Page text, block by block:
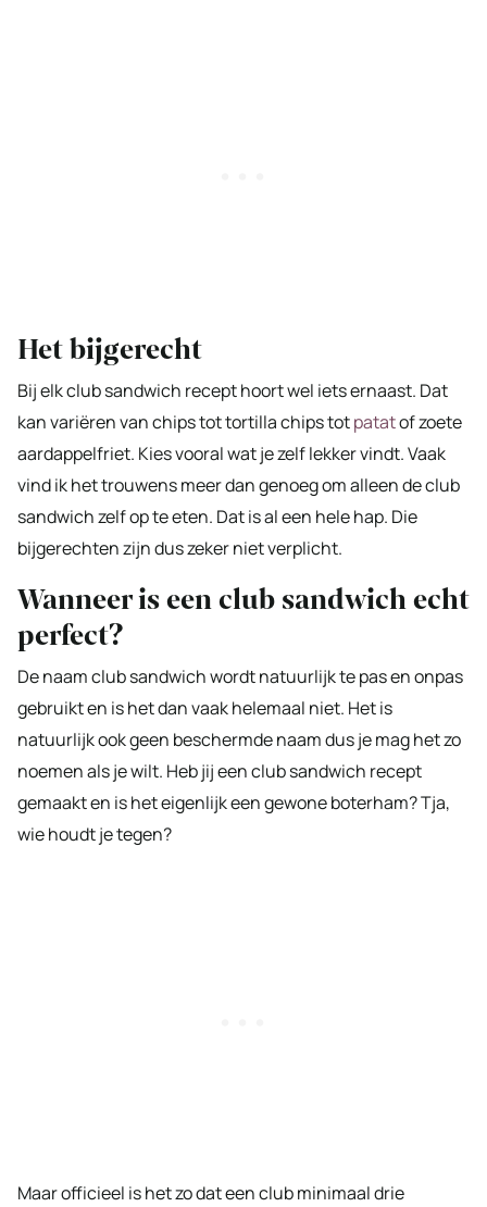
Het bijgerecht
Bij elk club sandwich recept hoort wel iets ernaast. Dat
kan variëren van chips tot tortilla chips totpatatof zoete
aardappelfriet. Kies vooral wat je zelf lekker vindt. Vaak
vind ik het trouwens meer dan genoeg om alleen de club
sandwich zelf op te eten. Dat is al een hele hap. Die
bijgerechten zijn dus zeker niet verplicht.
Wanneer is een club sandwich echt
perfect?
De naam club sandwich wordt natuurlijk te pas en onpas
gebruikt en is het dan vaak helemaal niet. Het is
natuurlijk ook geen beschermde naam dus je mag het zo
noemen als je wilt. Heb jij een club sandwich recept
gemaakt en is het eigenlijk een gewone boterham? Tja,
wie houdt je tegen?
Maar officieel is het zo dat een club minimaal drie